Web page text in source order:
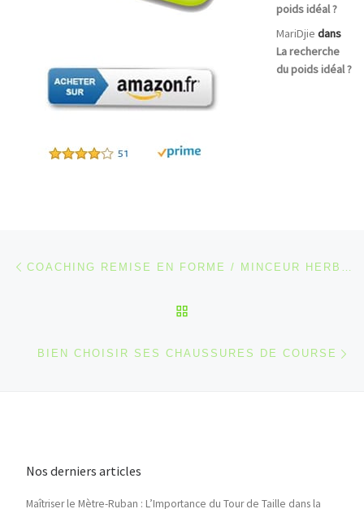
poids idéal ?
MariDjie dans
La recherche
du poids idéal ?
Parcourir les articles
BIEN CHOISIR SES CHAUSSURES DE COURSE
Nos derniers articles
Maîtriser le Mètre-Ruban : L’Importance du Tour de Taille dans la